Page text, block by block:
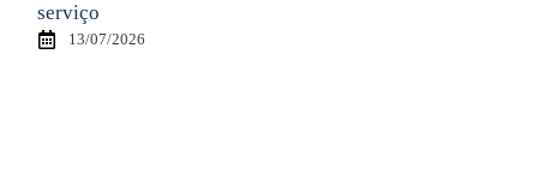
serviço
13/07/2026